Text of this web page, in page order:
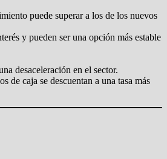
puede superar a los de los nuevos
y pueden ser una opción más estable
desaceleración en el sector.
de caja se descuentan a una tasa más